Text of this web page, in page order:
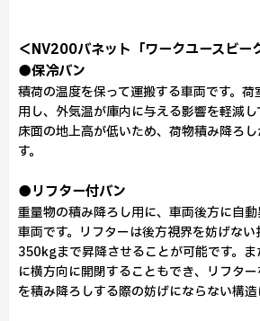
＜NV200バネット「ワークユースビー
●保冷バン
積荷の温度を保って運搬する車両です。
用し、外気温が庫内に与える影響を軽減
床面の地上高が低いため、荷物積み降ろ
す。
●リフター付バン
重量物の積み降ろし用に、車両後方に自
車両です。リフターは後方視界を妨げない
350kgまで昇降させることが可能です。
に横方向に開閉することもでき、リフタ
を積み降ろしする際の妨げにならない構造